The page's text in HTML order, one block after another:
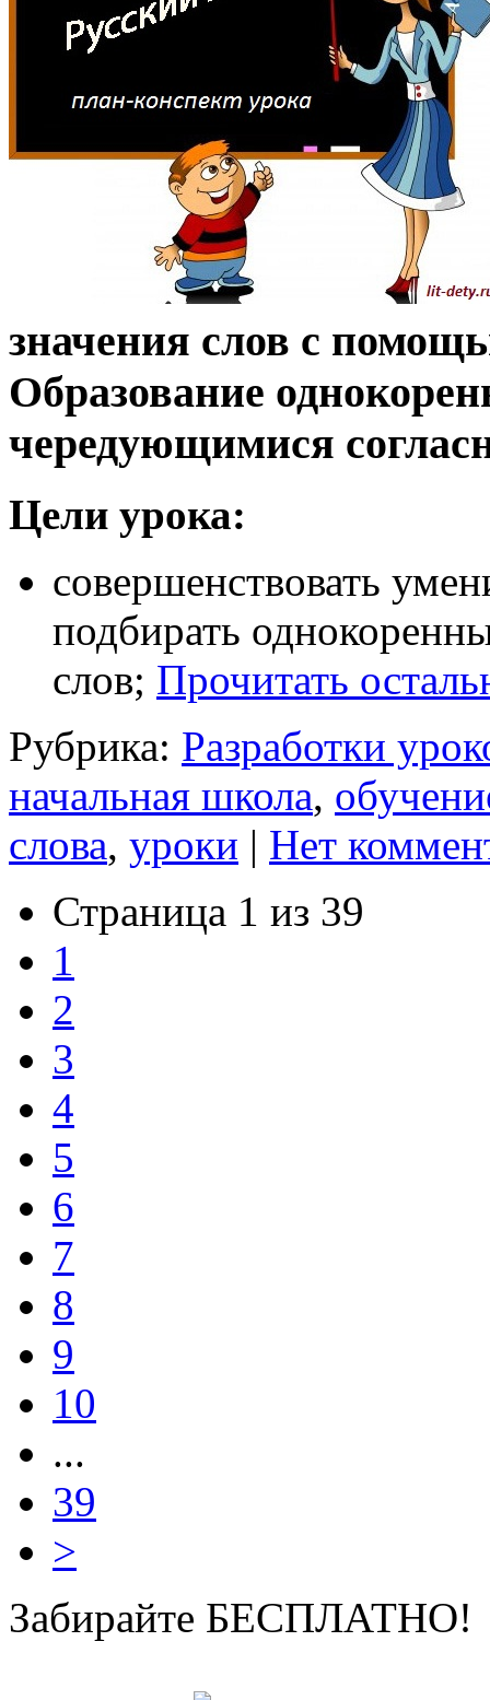
значения слов с
Образование
чередующимися
Цели урока:
совершенствовать
подбирать
слов; Прочитать
Рубрика: Разработки
начальная школа,
слова, уроки | Нет
Страница 1 из 39
1
2
3
4
5
6
7
8
9
10
...
39
>
Забирайте БЕСПЛАТНО!